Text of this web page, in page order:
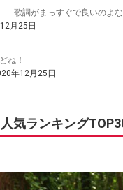
歌詞がまっすぐで良いのよ
月25日
ね！
年12月25日
気ランキング